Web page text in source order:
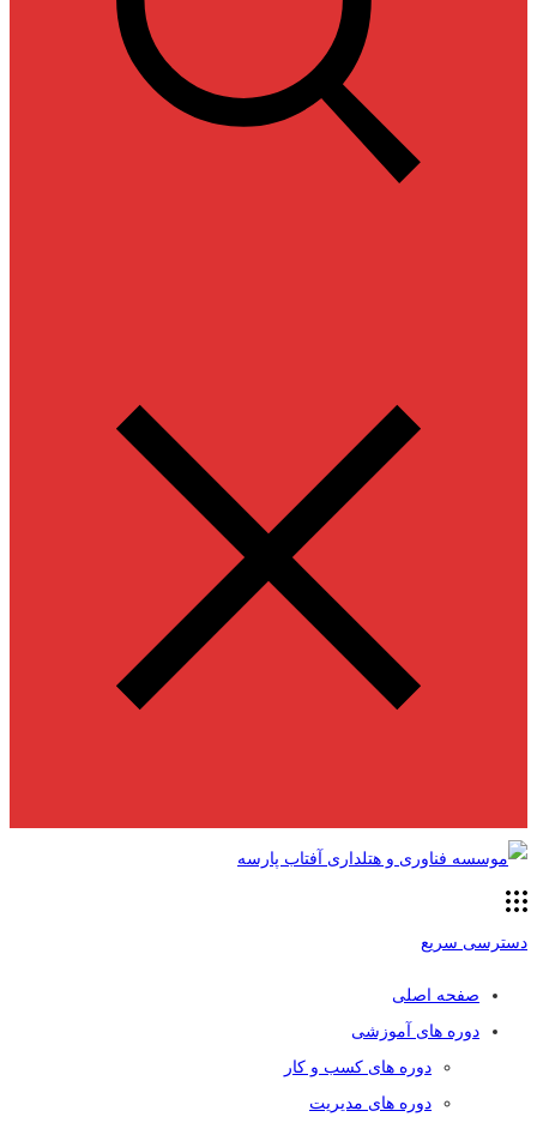
دسترسی سریع
صفحه اصلی
دوره های آموزشی
دوره های کسب و کار
دوره های مدیریت